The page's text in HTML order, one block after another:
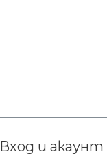
Вход и акаунт